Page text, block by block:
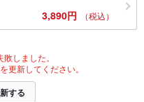
3,890円 （税込）
しました。
更新してください。
する